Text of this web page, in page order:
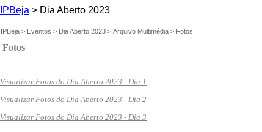
IPBeja > Dia Aberto 2023
IPBeja > Eventos > Dia Aberto 2023 > Arquivo Multimédia > Fotos
Fotos
Visualizar Fotos do Dia Aberto 2023 - Dia 1
Visualizar Fotos do Dia Aberto 2023 - Dia 2
Visualizar Fotos do Dia Aberto 2023 - Dia 3